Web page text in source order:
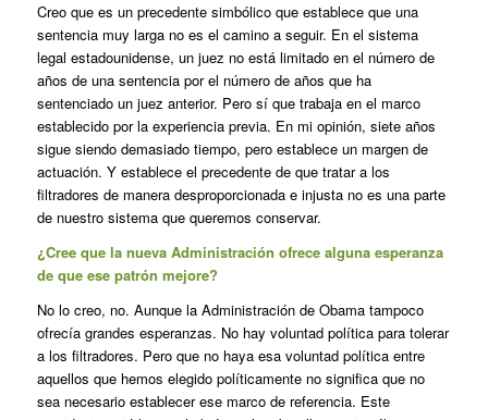
Creo que es un precedente simbólico que establece que una
sentencia muy larga no es el camino a seguir. En el sistema
legal estadounidense, un juez no está limitado en el número de
años de una sentencia por el número de años que ha
sentenciado un juez anterior. Pero sí que trabaja en el marco
establecido por la experiencia previa. En mi opinión, siete años
sigue siendo demasiado tiempo, pero establece un margen de
actuación. Y establece el precedente de que tratar a los
filtradores de manera desproporcionada e injusta no es una parte
de nuestro sistema que queremos conservar.
¿Cree que la nueva Administración ofrece alguna esperanza
de que ese patrón mejore?
No lo creo, no. Aunque la Administración de Obama tampoco
ofrecía grandes esperanzas. No hay voluntad política para tolerar
a los filtradores. Pero que no haya esa voluntad política entre
aquellos que hemos elegido políticamente no significa que no
sea necesario establecer ese marco de referencia. Este